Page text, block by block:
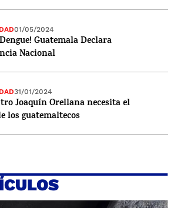
01/05/2024
Guatemala Declara
Nacional
31/01/2024
Joaquín Orellana necesita el
los guatemaltecos